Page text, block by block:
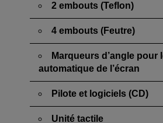
2 embouts (Teflon)
4 embouts (Feutre)
Marqueurs d’angle pour
automatique de l’écran
Pilote et logiciels (CD)
Unité tactile